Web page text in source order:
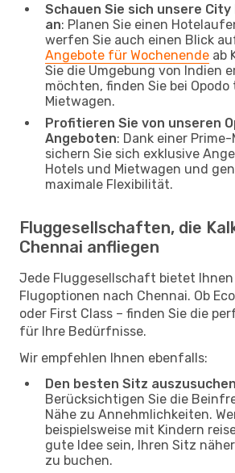
Schauen Sie sich unsere
an: Planen Sie einen
werfen Sie auch einen Blick
Angebote für Wochenende ab
Sie die Umgebung von Indien
möchten, finden Sie bei
Mietwagen.
Profitieren Sie von unseren
Angeboten: Dank einer
sichern Sie sich exklusive
Hotels und Mietwagen und
maximale Flexibilität.
Fluggesellschaften, die
Chennai anfliegen
Jede Fluggesellschaft bietet Ihnen
Flugoptionen nach Chennai. Ob
oder First Class – finden Sie die
für Ihre Bedürfnisse.
Wir empfehlen Ihnen ebenfalls:
Den besten Sitz auszusuchen
Berücksichtigen Sie die
Nähe zu Annehmlichkeiten.
beispielsweise mit Kindern
gute Idee sein, Ihren Sitz
zu buchen.